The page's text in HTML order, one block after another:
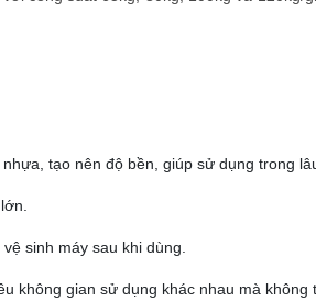
tạo nên độ bền, giúp sử dụng trong
sinh máy sau khi dùng.
không gian sử dụng khác nhau mà không